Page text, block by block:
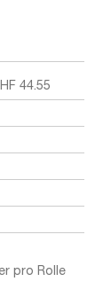
44.55
pro Rolle